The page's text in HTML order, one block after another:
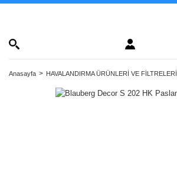
Anasayfa HAVALANDIRMA ÜRÜNLERİ VE FİLTRELERİ